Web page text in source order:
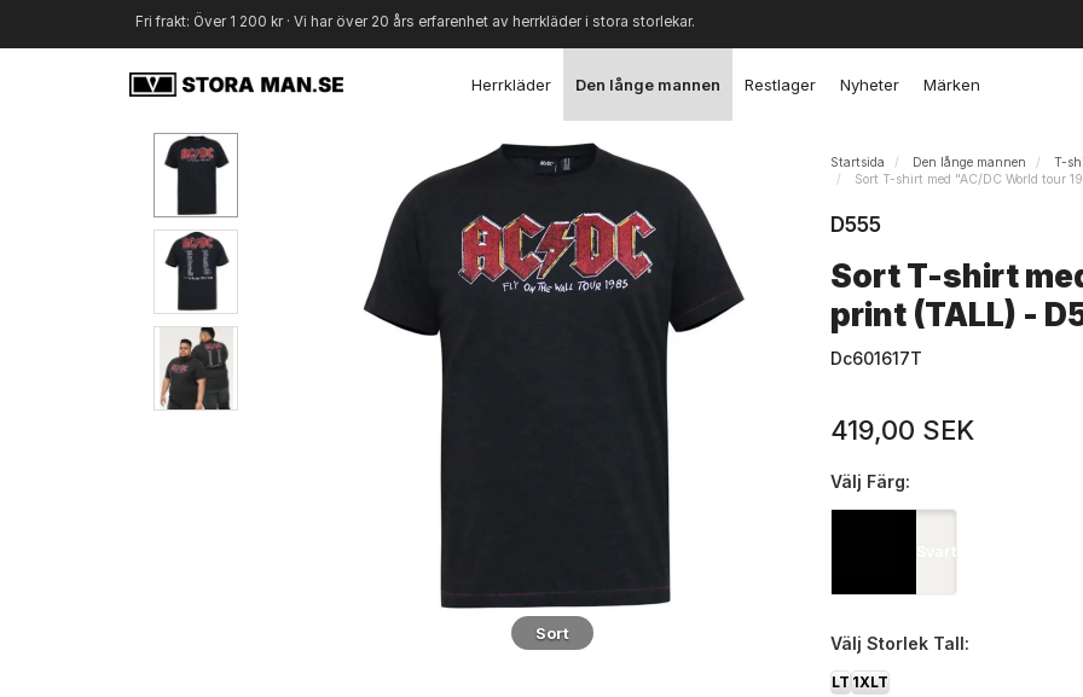
Fri frakt: Över 1 200 kr · Vi har över 20 års erfarenhet av herrkläder i stora storlekar.
Herrkläder Den långe mannen Restlager Nyheter Märken
Sort
Startsida Den långe mannen
T-
Sort T-shirt med "AC/DC World tour
D555
Sort T-shirt
print (TALL) -
Dc601617T
419,00 SEK
Välj Färg:
Svart
Välj Storlek Tall:
LT 1XLT